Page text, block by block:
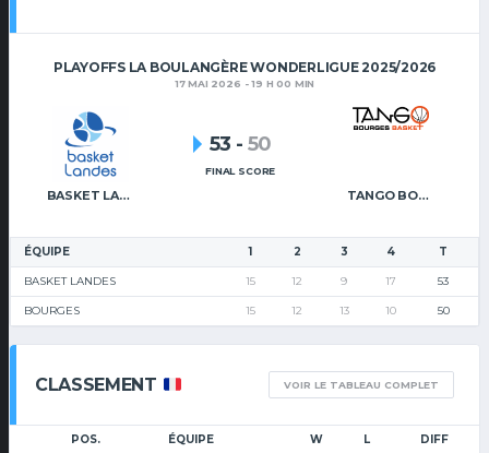
PLAYOFFS LA BOULANGÈRE WONDERLIGUE 2025/2026
17 MAI 2026 - 19 H 00 MIN
BASKET LANDES TANGO BOURGES BASKET
53 - 50
FINAL SCORE
ÉQUIPE 1 2 3 4 T
BASKET LANDES 15 12 9 17 53
BOURGES 15 12 13 10 50
CLASSEMENT VOIR LE TABLEAU COMPLET
POS. ÉQUIPE W L DIFF